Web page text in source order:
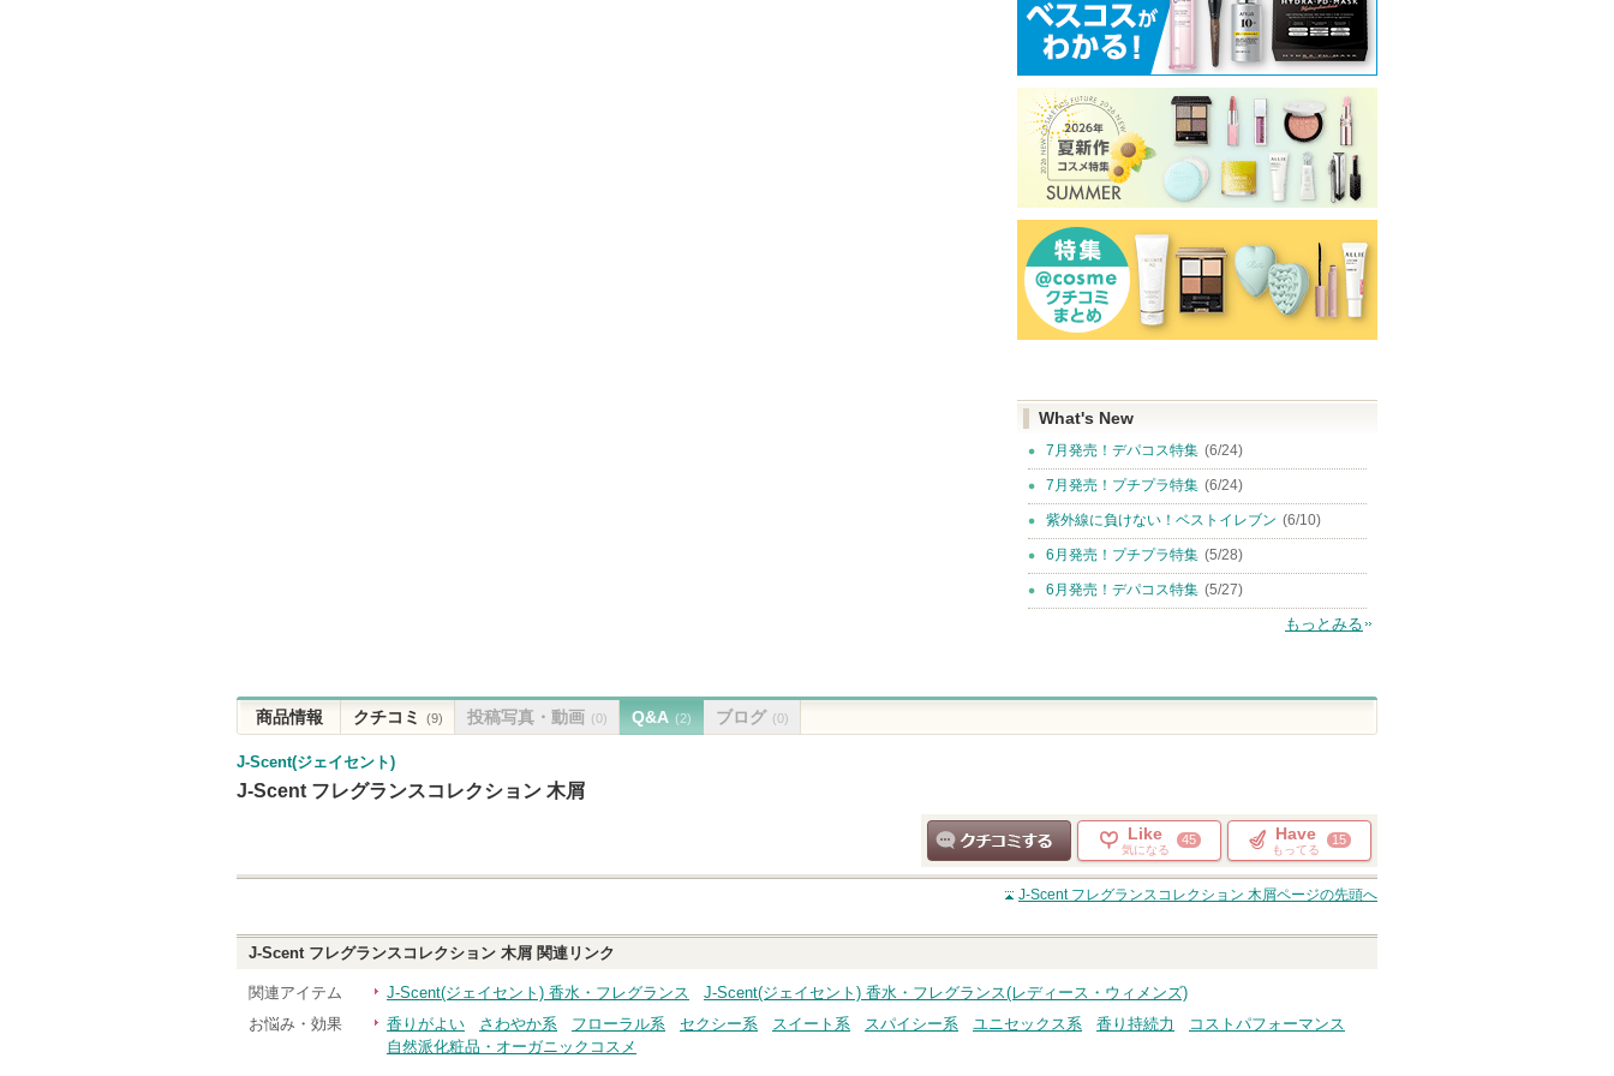
What's New
7月発売！デパコス特集 (6/24)
7月発売！プチプラ特集 (6/24)
紫外線に負けない！ベストイレブン (6/10)
6月発売！プチプラ特集 (5/28)
6月発売！デパコス特集 (5/27)
もっとみる
商品情報 クチコミ (9) 投稿写真・動画 (0) Q&A (2) ブログ (0)
J-Scent(ジェイセント)
J-Scent フレグランスコレクション 木屑
クチコミする
Like
気になる
45 Have
もってる
15
J-Scent フレグランスコレクション 木屑ページの先頭へ
J-Scent フレグランスコレクション 木屑 関連リンク
関連アイテム J-Scent(ジェイセント) 香水・フレグランス
J-Scent(ジェイセント) 香水・フレグランス(レディース・ウィメンズ)
お悩み・効果
香りがよい さわやか系 フローラル系 セクシー系 スイート系 スパイシー系 ユニセックス系 香り持続力
コストパフォーマンス
自然派化粧品・オーガニックコスメ